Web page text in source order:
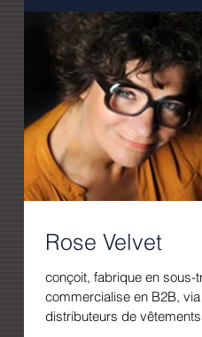
Rose Velvet
conçoit, fabrique en sous-
commercialise en B2B,
distributeurs de vêtements